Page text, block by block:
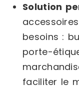
Solution
besoins :
porte-
faciliter le